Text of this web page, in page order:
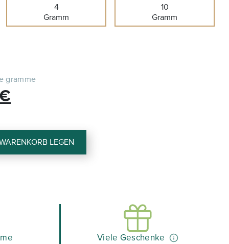
4
Gramm
10
Gramm
gramme
actuel
est :
LEGEN
Viele Geschenke